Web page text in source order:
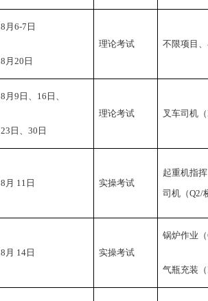
8月6-7日
8月20日
理论考试 不限项目
8月9日、16日、
23日、30日
理论考试 叉车司机
8月 11日 实操考试
起重机指
司机（Q2/
8月 14日 实操考试
锅炉作业
气瓶充装